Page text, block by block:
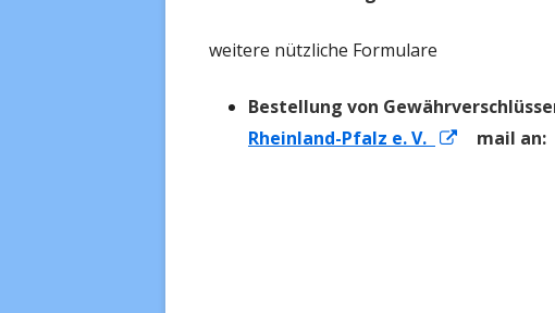
weitere nützliche Formulare
Bestellung von
Rheinland-Pfalz e. V.
mail an: